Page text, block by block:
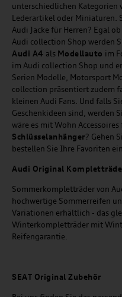
unterschiedlichen Kategorien
Lederartikel oder Miniaturen.
Audi Jacke für Herren? Egal
Audi collection Shop werden
Audi A4 als Modellauto im
im Audi collection Shop und
Serien Modelle, Motorsport
collection präsentiert zudem
kleinen Audi Fans. Und falls
Geschenkideen sind, werden
wäre es mit Wohn
Schlüsselanhänger? Gehen
bestellen Sie Ihre Favoriten
Audi Original
Sommerkompletträder von
hochwertige Sommerreifen
Variationen erhältlich - das
Winterkompletträder mit
Reifengarantie.
SEAT Original Zubehör